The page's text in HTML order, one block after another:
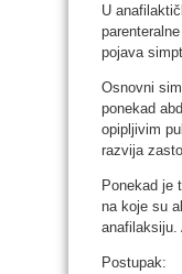
U
pojava
Osnovni
ponekad
opipljivim
razvija
Ponekad je
na koje su
anafilaksiju.
Postupak: